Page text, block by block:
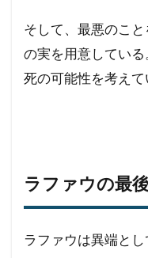
そして、最悪のこ
の実を用意している
死の可能性を考えて
ラファウの最
ラファウは異端とし